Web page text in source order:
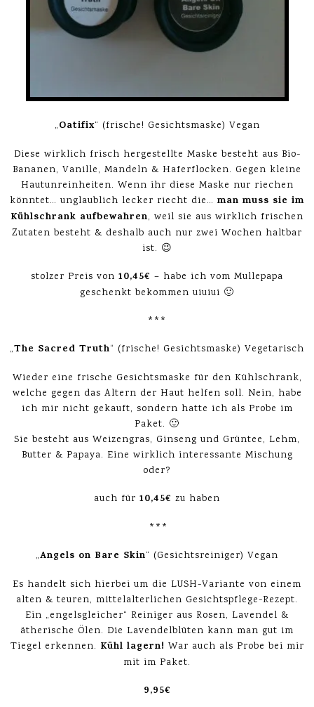
„Oatifix“ (frische! Gesichtsmaske) Vegan
Diese wirklich frisch hergestellte Maske besteht aus Bio-
Bananen, Vanille, Mandeln & Haferflocken. Gegen kleine
Hautunreinheiten. Wenn ihr diese Maske nur riechen
könntet… unglaublich lecker riecht die… man muss sie im
Kühlschrank aufbewahren, weil sie aus wirklich frischen
Zutaten besteht & deshalb auch nur zwei Wochen haltbar
ist. 😉
stolzer Preis von 10,45€ – habe ich vom Mullepapa
geschenkt bekommen uiuiui 🙂
***
„The Sacred Truth“ (frische! Gesichtsmaske) Vegetarisch
Wieder eine frische Gesichtsmaske für den Kühlschrank,
welche gegen das Altern der Haut helfen soll. Nein, habe
ich mir nicht gekauft, sondern hatte ich als Probe im
Paket. 🙂
Sie besteht aus Weizengras, Ginseng und Grüntee, Lehm,
Butter & Papaya. Eine wirklich interessante Mischung
oder?
auch für 10,45€ zu haben
***
„Angels on Bare Skin“ (Gesichtsreiniger) Vegan
Es handelt sich hierbei um die LUSH-Variante von einem
alten & teuren, mittelalterlichen Gesichtspflege-Rezept.
Ein „engelsgleicher“ Reiniger aus Rosen, Lavendel &
ätherische Ölen. Die Lavendelblüten kann man gut im
Tiegel erkennen. Kühl lagern! War auch als Probe bei mir
mit im Paket.
9,95€